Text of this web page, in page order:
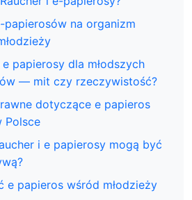
papierosów na organizm
papierosy dla młodszych
— mit czy rzeczywistość?
dotyczące e papieros
Polsce
i e papierosy mogą być
e papieros wśród młodzieży